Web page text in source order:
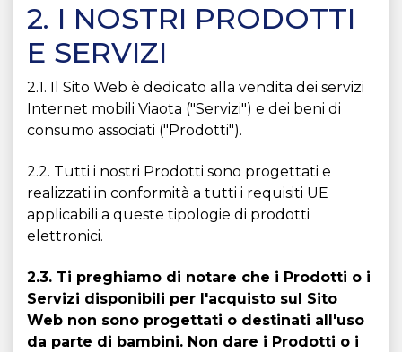
2. I NOSTRI PRODOTTI
E SERVIZI
2.1. Il Sito Web è dedicato alla vendita dei servizi
Internet mobili Viaota ("Servizi") e dei beni di
consumo associati ("Prodotti").
2.2. Tutti i nostri Prodotti sono progettati e
realizzati in conformità a tutti i requisiti UE
applicabili a queste tipologie di prodotti
elettronici.
2.3. Ti preghiamo di notare che i Prodotti o i
Servizi disponibili per l'acquisto sul Sito
Web non sono progettati o destinati all'uso
da parte di bambini. Non dare i Prodotti o i